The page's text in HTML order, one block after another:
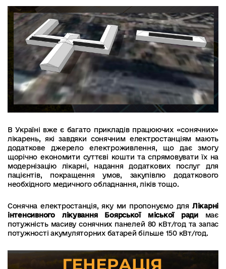
В Україні вже є багато прикладів працюючих «сонячних»
лікарень, які завдяки сонячним електростанціям мають
додаткове джерело електроживлення, що дає змогу
щорічно економити суттєві кошти та спрямовувати їх на
модернізацію лікарні, надання додаткових послуг для
пацієнтів, покращення умов, закупівлю додаткового
необхідного медичного обладнання, ліків тощо.
Сонячна електростанція, яку ми пропонуємо для Лікарні
інтенсивного лікування Боярської міської радимає
потужність масиву сонячних панелей 80 кВт/год та запас
потужності акумуляторних батарей більше 150 кВт/год.